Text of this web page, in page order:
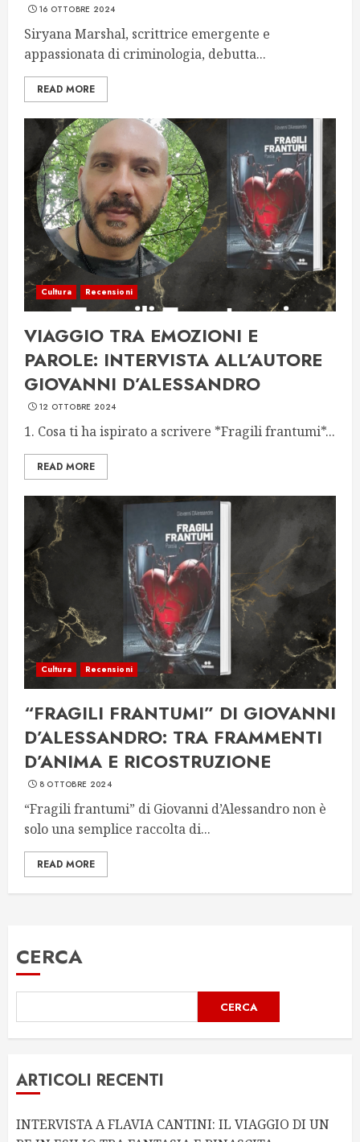
16 OTTOBRE 2024
Siryana Marshal, scrittrice emergente e
appassionata di criminologia, debutta...
READ MORE
Cultura Recensioni
VIAGGIO TRA EMOZIONI E
PAROLE: INTERVISTA ALL’AUTORE
GIOVANNI D’ALESSANDRO
12 OTTOBRE 2024
1. Cosa ti ha ispirato a scrivere *Fragili frantumi*...
READ MORE
Cultura Recensioni
“FRAGILI FRANTUMI” DI GIOVANNI
D’ALESSANDRO: TRA FRAMMENTI
D’ANIMA E RICOSTRUZIONE
8 OTTOBRE 2024
“Fragili frantumi” di Giovanni d’Alessandro non è
solo una semplice raccolta di...
READ MORE
CERCA
CERCA
ARTICOLI RECENTI
INTERVISTA A FLAVIA CANTINI: IL VIAGGIO DI UN